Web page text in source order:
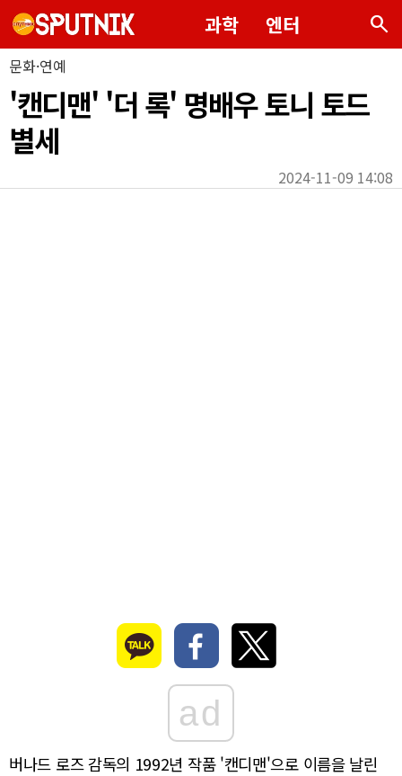
과학 엔터 search
문화·연예
'캔디맨' '더 록' 명배우 토니 토드
별세
2024-11-09 14:08
ad
버나드 로즈 감독의 1992년 작품 '캔디맨'으로 이름을 날린